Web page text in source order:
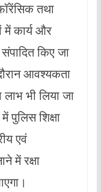
तथा
में कार्य और
किए जा
आवश्यकता
लाभ भी लिया जा
पुलिस शिक्षा
एवं
में रक्षा